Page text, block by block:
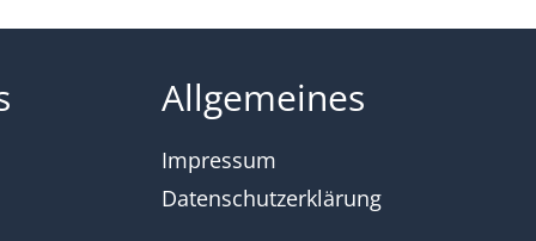
Allgemeines
Impressum
Datenschutzerklärung